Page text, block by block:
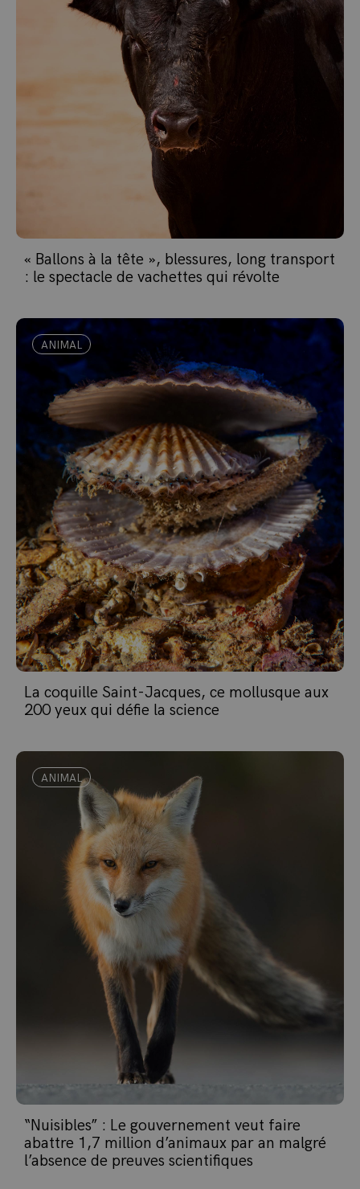
« Ballons à la tête », blessures, long transport
: le spectacle de vachettes qui révolte
ANIMAL
La coquille Saint-Jacques, ce mollusque aux
200 yeux qui défie la science
ANIMAL
“Nuisibles” : Le gouvernement veut faire
abattre 1,7 million d’animaux par an malgré
l’absence de preuves scientifiques